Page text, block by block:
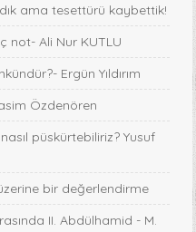
ama tesettürü kaybettik!
not- Ali Nur KUTLU
Ergün Yıldırım
Özdenören
püskürtebiliriz? Yusuf
bir değerlendirme
II. Abdülhamid - M.